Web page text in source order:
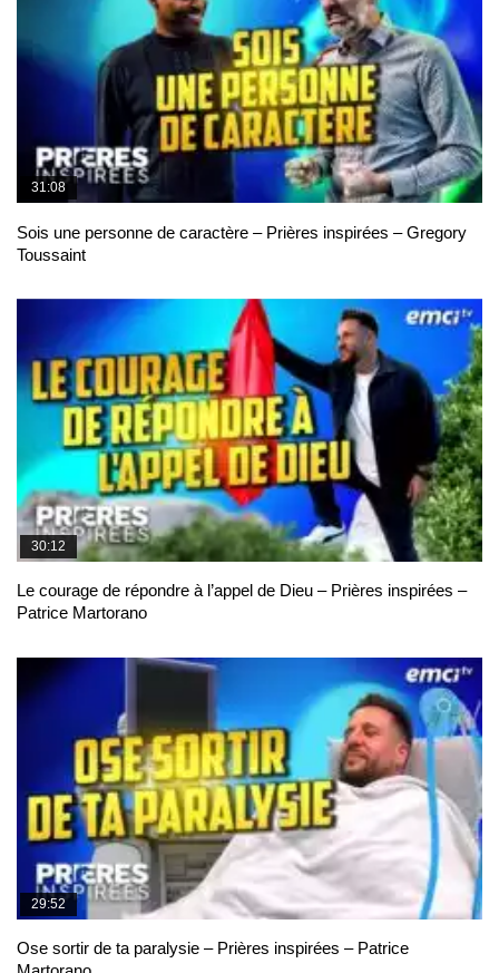
31:08
Sois une personne de caractère – Prières inspirées – Gregory
Toussaint
30:12
Le courage de répondre à l’appel de Dieu – Prières inspirées –
Patrice Martorano
29:52
Ose sortir de ta paralysie – Prières inspirées – Patrice